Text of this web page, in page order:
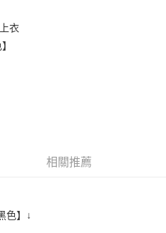
付款」的支付方式。 讓您購物簡單
款。
衣
相關推薦
色】↓